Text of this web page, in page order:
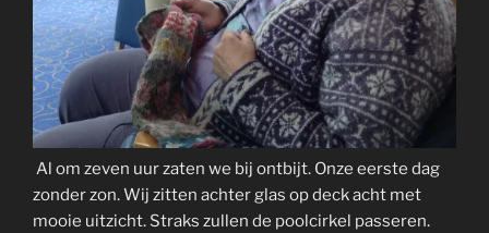
Al om zeven uur zaten we bij ontbijt. Onze eerste dag
zonder zon. Wij zitten achter glas op deck acht met
mooie uitzicht. Straks zullen de poolcirkel passeren.